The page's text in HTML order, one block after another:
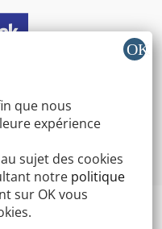
Signify By
que nous
expérience
sujet des cookies
notre politique
sur OK vous